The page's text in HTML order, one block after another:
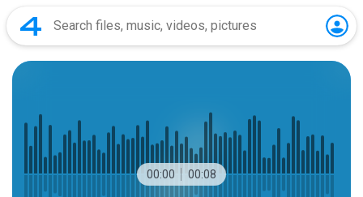
00:00 00:08